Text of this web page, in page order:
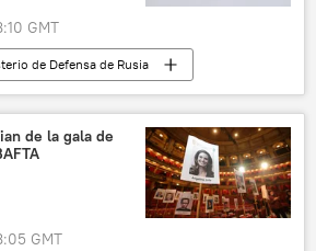
GMT
de Defensa de Rusia
radares
noticias
de la gala de
GMT